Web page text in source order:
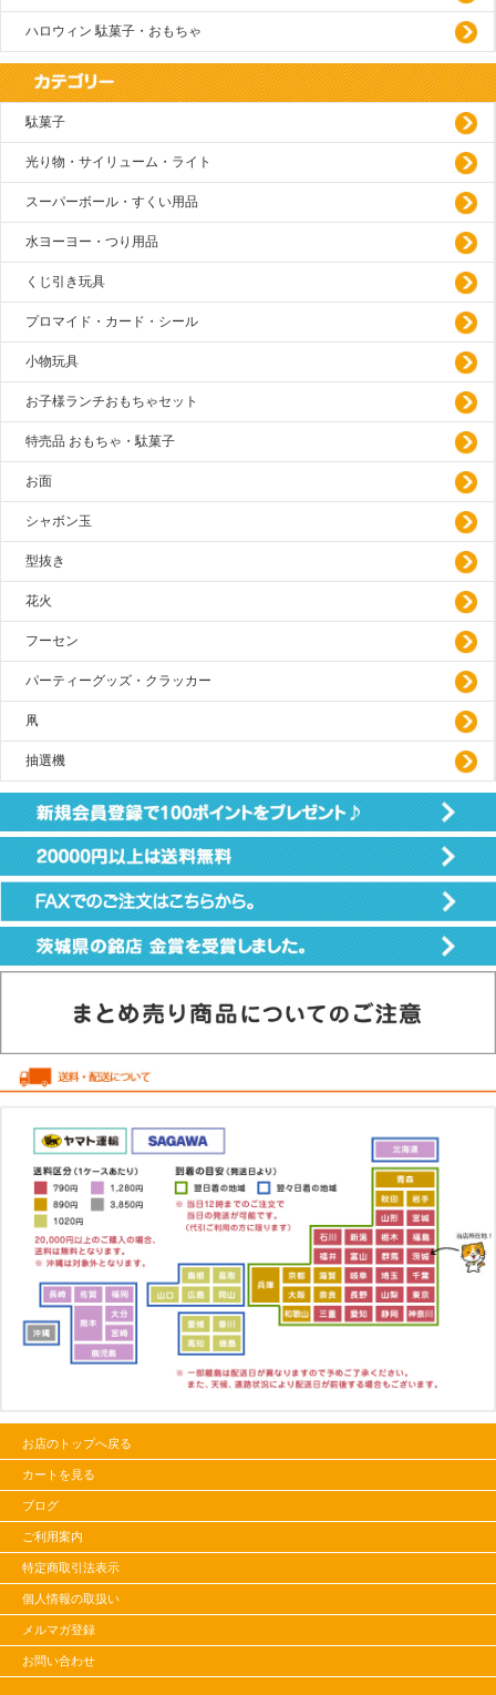
ハロウィン 駄菓子・おもちゃ
駄菓子
光り物・サイリューム・ライト
スーパーボール・すくい用品
水ヨーヨー・つり用品
くじ引き玩具
プロマイド・カード・シール
小物玩具
お子様ランチおもちゃセット
特売品 おもちゃ・駄菓子
お面
シャボン玉
型抜き
花火
フーセン
パーティーグッズ・クラッカー
凧
抽選機
お店のトップへ戻る
カートを見る
ブログ
ご利用案内
特定商取引法表示
個人情報の取扱い
メルマガ登録
お問い合わせ